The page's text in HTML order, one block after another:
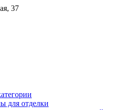
37
для отделки